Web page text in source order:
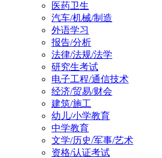
医药卫生
汽车/机械/制造
外语学习
报告/分析
法律/法规/法学
研究生考试
电子工程/通信技术
经济/贸易/财会
建筑/施工
幼儿/小学教育
中学教育
文学/历史/军事/艺术
资格/认证考试